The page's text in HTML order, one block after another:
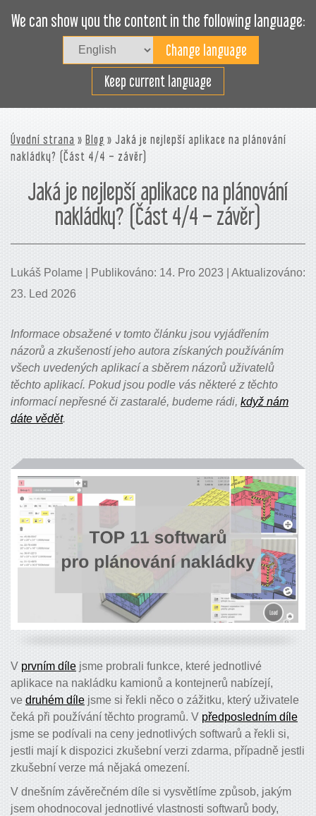
We can show you the content in the following language:
Keep current language
Plánujte nakládku efektivně
Úvodní strana » Blog » Jaká je nejlepší aplikace na plánování
nakládky? (Část 4/4 – závěr)
Jaká je nejlepší aplikace na plánování
nakládky? (Část 4/4 – závěr)
Lukáš Polame | Publikováno: 14. Pro 2023 | Aktualizováno:
23. Led 2026
Informace obsažené v tomto článku jsou vyjádřením
názorů a zkušeností jeho autora získaných používáním
všech uvedených aplikací a sběrem názorů uživatelů
těchto aplikací. Pokud jsou podle vás některé z těchto
informací nepřesné či zastaralé, budeme rádi, když nám
dáte vědět.
V prvním díle jsme probrali funkce, které jednotlivé
aplikace na nakládku kamionů a kontejnerů nabízejí,
ve druhém díle jsme si řekli něco o zážitku, který uživatele
čeká při používání těchto programů. V předposledním díle
jsme se podívali na ceny jednotlivých softwarů a řekli si,
jestli mají k dispozici zkušební verzi zdarma, případně jestli
zkušební verze má nějaká omezení.
V dnešním závěrečném díle si vysvětlíme způsob, jakým
jsem ohodnocoval jednotlivé vlastnosti softwarů body,